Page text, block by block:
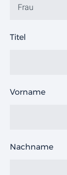
Titel
Vorname
Nachname